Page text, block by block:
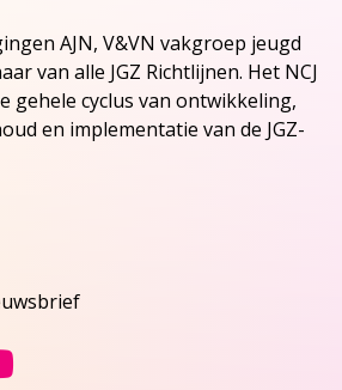
AJN, V&VN vakgroep jeugd
van alle JGZ Richtlijnen. Het NCJ
gehele cyclus van ontwikkeling,
en implementatie van de JGZ-
naar NCJs